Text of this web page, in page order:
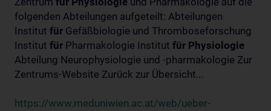
folgenden Abteilungen aufgeteilt: Abteilungen
Institut für Gefäßbiologie und Thromboseforschung
Institut für Pharmakologie Institut für Physiologie
Abteilung Neurophysiologie und -pharmakologie Zur
Zentrums-Website Zurück zur Übersicht...
https://www.meduniwien.ac.at/web/ueber-